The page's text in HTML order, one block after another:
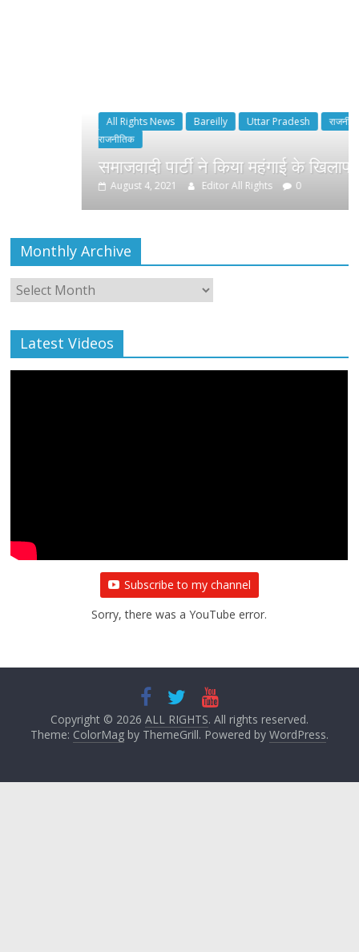
All Rights News Bareilly Uttar Pradesh राजनीति
समाजवादी पार्टी ने किया महंगाई के खिलाफ प्रदर्शन
August 4, 2021 Editor All Rights 0
Monthly Archive
Monthly
Archive
Latest Videos
Subscribe to my channel
Sorry, there was a YouTube error.
Copyright © 2026 ALL RIGHTS. All rights reserved.
Theme: ColorMagby ThemeGrill. Powered by WordPress.